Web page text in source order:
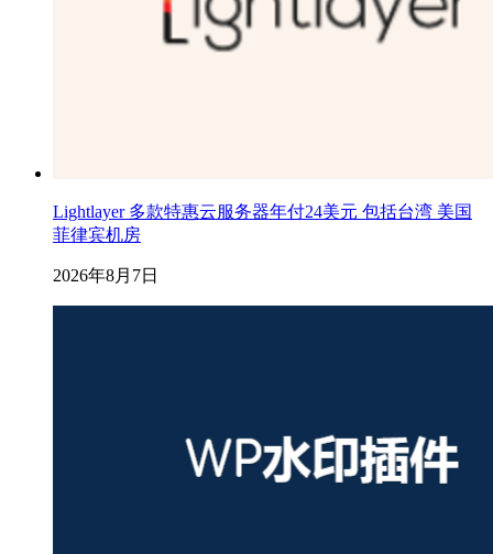
Lightlayer 多款特惠云服务器年付24美元 包括台湾 美国
菲律宾机房
2026年8月7日